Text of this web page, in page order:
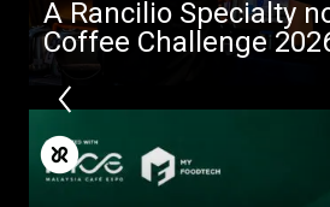
A Rancilio Specialty
Coffee Challenge
Notícias
Descarregar
Mais